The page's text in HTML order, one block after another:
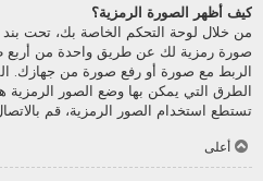
كيف أظهر الصورة الرمزية؟
من خلال لوحة التحكم الخاصة بك، تحت
الربط مع صورة أو رفع صورة من جهازك.
الطرق التي يمكن بها وضع الصور الرمزية
تستطع استخدام الصور الرمزية، قم
أعلى